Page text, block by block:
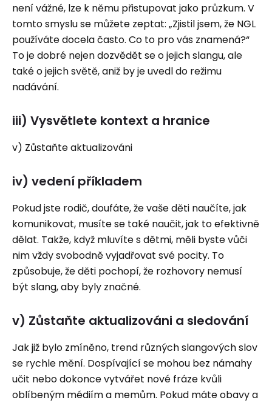
není vážné, lze k němu přistupovat jako průzkum. V
tomto smyslu se můžete zeptat: „Zjistil jsem, že NGL
používáte docela často. Co to pro vás znamená?“
To je dobré nejen dozvědět se o jejich slangu, ale
také o jejich světě, aniž by je uvedl do režimu
nadávání.
iii) Vysvětlete kontext a hranice
v) Zůstaňte aktualizováni
iv) vedení příkladem
Pokud jste rodič, doufáte, že vaše děti naučíte, jak
komunikovat, musíte se také naučit, jak to efektivně
dělat. Takže, když mluvíte s dětmi, měli byste vůči
nim vždy svobodně vyjadřovat své pocity. To
způsobuje, že děti pochopí, že rozhovory nemusí
být slang, aby byly značné.
v) Zůstaňte aktualizováni a sledování
Jak již bylo zmíněno, trend různých slangových slov
se rychle mění. Dospívající se mohou bez námahy
učit nebo dokonce vytvářet nové fráze kvůli
oblíbeným médiím a memům. Pokud máte obavy a